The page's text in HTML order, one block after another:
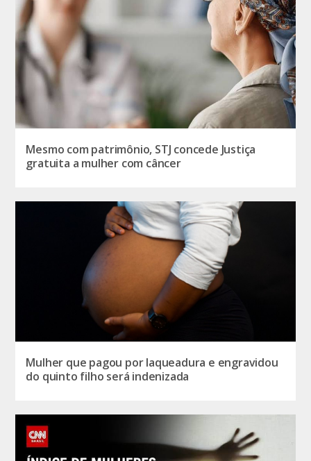
Mesmo com patrimônio, STJ concede Justiça
gratuita a mulher com câncer
Mulher que pagou por laqueadura e engravidou
do quinto filho será indenizada